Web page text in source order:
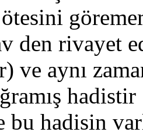
den rivayet
ve aynı
bu hadisin